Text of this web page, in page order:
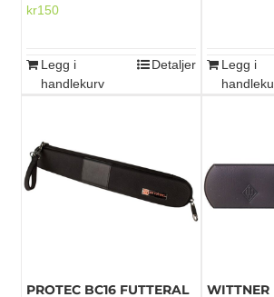
kr150
Legg i
handlekurv
Detaljer
Legg i
PROTEC BC16 FUTTERAL
WITTNER